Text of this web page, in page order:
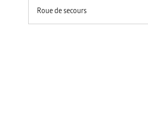
Roue de secours